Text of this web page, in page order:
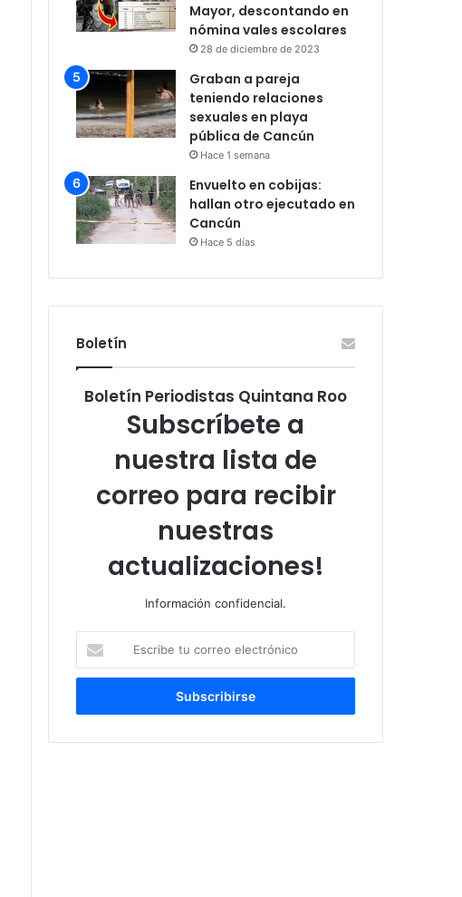
Mayor, descontando en
nómina vales escolares
28 de diciembre de 2023
Graban a pareja
teniendo relaciones
sexuales en playa
pública de Cancún
Hace 1 semana
Envuelto en cobijas:
hallan otro ejecutado en
Cancún
Hace 5 días
Boletín
Boletín Periodistas Quintana Roo
Subscríbete a
nuestra lista de
correo para recibir
nuestras
actualizaciones!
Información confidencial.
tu
correo